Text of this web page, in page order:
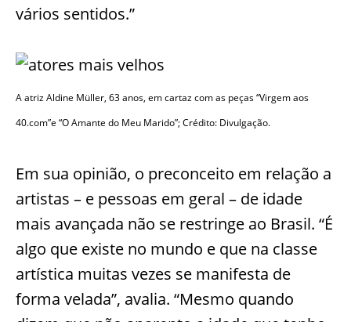
vários sentidos.”
A atriz Aldine Müller, 63 anos, em cartaz com as peças “Virgem aos
40.com”e “O Amante do Meu Marido”; Crédito: Divulgação.
Em sua opinião, o preconceito em relação a
artistas – e pessoas em geral – de idade
mais avançada não se restringe ao Brasil. “É
algo que existe no mundo e que na classe
artística muitas vezes se manifesta de
forma velada”, avalia. “Mesmo quando